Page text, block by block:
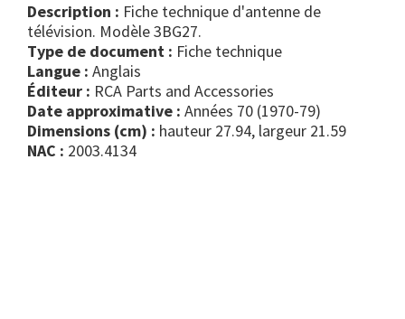
Description : Fiche technique d'antenne de
télévision. Modèle 3BG27.
Type de document :
fiche technique
Langue : Anglais
Éditeur : RCA Parts and Accessories
Date approximative : Années 70 (1970-79)
Dimensions (cm) : hauteur 27.94, largeur 21.59
NAC : 2003.4134